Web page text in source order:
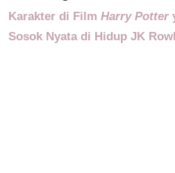
Karakter di Film Harry Potter
Sosok Nyata di Hidup JK